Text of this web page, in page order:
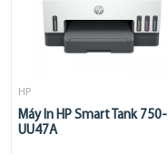
HP
Máy In HP Smart Tank 750-
UU47A